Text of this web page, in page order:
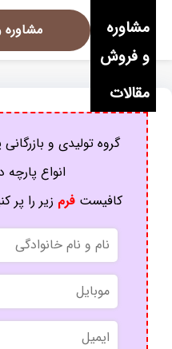
مشاوره
و فروش
مقالات
گروه تولیدی و
انواع
کافیستفرم زیر را پر